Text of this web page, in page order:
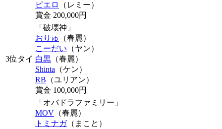
ピエロ
（レミー）
賞金 200,000円
3位タイ
「破壊神」
おりゅ
（春麗）
こーだい （ヤン）
白黒 （春麗）
Shinta （ケン）
RB （ユリアン）
賞金 100,000円
「オバドラファミリー」
MOV （春麗）
トミナガ（まこと）